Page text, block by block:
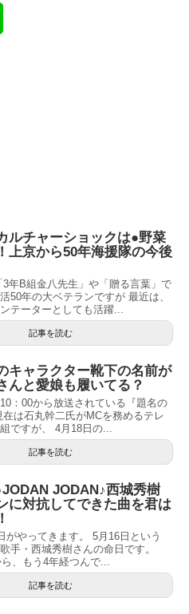
ルチャーショックは●野菜
上京から50年海援隊の今後
年B組金八先生」や「贈る言葉」で
50年の大ベテランですが 最近は、
テーターとしても活躍...
記事を読む
キャラクター靴下の名前が
んと愛娘も履いてる？
：00から放送されている『題名の
は石丸幹二氏がMCを務めるテレ
ですが、 4月18日の...
記事を読む
JODAN♪西城秀樹
に対抗してできた曲を君は
がやってきます。 5月16日という
手・西城秀樹さんの命日です。
、もう4年経つんで...
記事を読む